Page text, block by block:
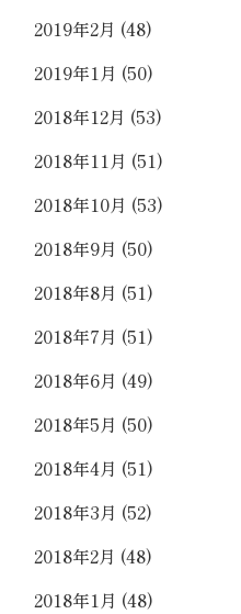
2019年2月 (48)
2019年1月 (50)
2018年12月 (53)
2018年11月 (51)
2018年10月 (53)
2018年9月 (50)
2018年8月 (51)
2018年7月 (51)
2018年6月 (49)
2018年5月 (50)
2018年4月 (51)
2018年3月 (52)
2018年2月 (48)
2018年1月 (48)